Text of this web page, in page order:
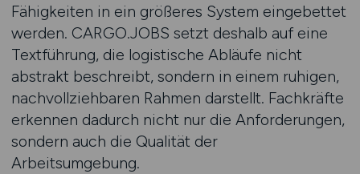
Fähigkeiten in ein größeres System eingebettet
werden. CARGO.JOBS setzt deshalb auf eine
Textführung, die logistische Abläufe nicht
abstrakt beschreibt, sondern in einem ruhigen,
nachvollziehbaren Rahmen darstellt. Fachkräfte
erkennen dadurch nicht nur die Anforderungen,
sondern auch die Qualität der
Arbeitsumgebung.